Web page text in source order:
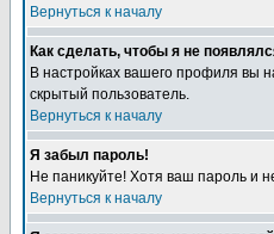
Вернуться к началу
Как сделать, чтобы я не
В настройках вашего профиля вы
скрытый пользователь.
Вернуться к началу
Я забыл пароль!
Не паникуйте! Хотя ваш пароль и
Вернуться к началу